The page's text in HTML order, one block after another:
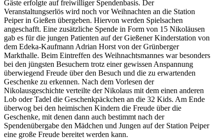
Gäste erfolgte auf freiwilliger Spendenbasis. Der
Veranstaltungserlös wird noch vor Weihnachten an die Station
Peiper in Gießen übergeben. Hiervon werden Spielsachen
angeschafft. Eine zusätzliche Spende in Form von 15 Nikoläusen
gab es für die jungen Patienten auf der Gießener Kinderstation von
dem Edeka-Kaufmann Adrian Horst von der Grünberger
Markthalle. Beim Eintreffen des Weihnachtsmannes war besonders
bei den jüngsten Besuchern trotz einer gewissen Anspannung
überwiegend Freude über den Besuch und die zu erwartenden
Geschenke zu erkennen. Nach dem Vorlesen der
Nikolausgeschichte verteilte der Nikolaus mit dem einen anderen
Lob oder Tadel die Geschenkpäckchen an die 32 Kids. Am Ende
überwog bei den heimischen Kindern die Freude über die
Geschenke, mit denen dann auch bestimmt nach der
Spendenübergabe den Mädchen und Jungen auf der Station Peiper
eine große Freude bereitet werden kann.